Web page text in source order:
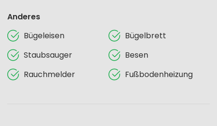
Anderes
Bügeleisen
Bügelbrett
Staubsauger
Besen
Rauchmelder
Fußbodenheizung